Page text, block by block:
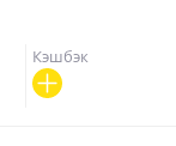
Кэшбэк